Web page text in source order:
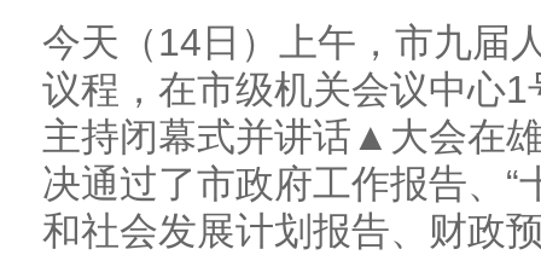
今天（14日）上午，市九届
议程，在市级机关会议中心
主持闭幕式并讲话▲大会在
决通过了市政府工作报告、“
和社会发展计划报告、财政